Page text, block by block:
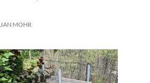
MOHR